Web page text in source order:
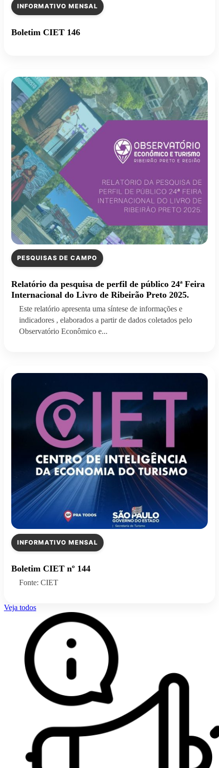
INFORMATIVO MENSAL
Boletim CIET 146
PESQUISAS DE CAMPO
Relatório da pesquisa de perfil de público 24ª Feira
Internacional do Livro de Ribeirão Preto 2025.
Este relatório apresenta uma síntese de informações e
indicadores , elaborados a partir de dados coletados pelo
Observatório Econômico e...
INFORMATIVO MENSAL
Boletim CIET nº 144
Fonte: CIET
Veja todos